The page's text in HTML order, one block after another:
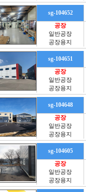
sg-104652
공장
일반공장
공장용지
sg-104651
공장
일반공장
공장용지
sg-104648
공장
일반공장
공장용지
sg-104605
공장
일반공장
공장용지